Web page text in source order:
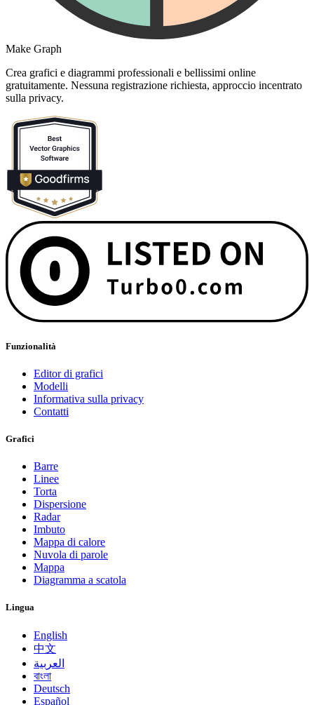
Make Graph
Crea grafici e diagrammi professionali e bellissimi online
gratuitamente. Nessuna registrazione richiesta, approccio incentrato
sulla privacy.
Funzionalità
Editor di grafici
Modelli
Informativa sulla privacy
Contatti
Grafici
Barre
Linee
Torta
Dispersione
Radar
Imbuto
Mappa di calore
Nuvola di parole
Mappa
Diagramma a scatola
Lingua
English
中文
العربية
বাংলা
Deutsch
Español